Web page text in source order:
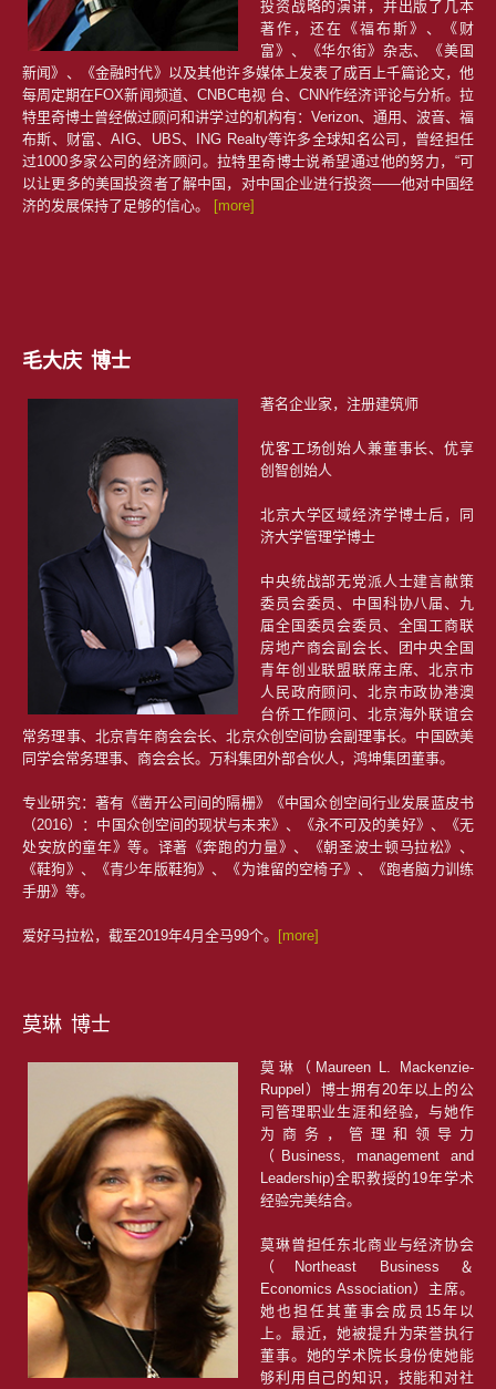
投资战略的演讲，并出版了几本
著作，还在《福布斯》、《财
富》、《华尔街》杂志、《美国
新闻》、《金融时代》以及其他许多媒体上发表了成百上千篇论文，他
每周定期在FOX新闻频道、CNBC电视 台、CNN作经济评论与分析。拉
特里奇博士曾经做过顾问和讲学过的机构有：Verizon、通用、波音、福
布斯、财富、AIG、UBS、ING Realty等许多全球知名公司，曾经担任
过1000多家公司的经济顾问。拉特里奇博士说希望通过他的努力，“可
以让更多的美国投资者了解中国，对中国企业进行投资——他对中国经
济的发展保持了足够的信心。
[more]
毛大庆 博士
著名企业家，注册建筑师
优客工场创始人兼董事长、优享
创智创始人
北京大学区域经济学博士后，同
济大学管理学博士
中央统战部无党派人士建言献策
委员会委员、中国科协八届、九
届全国委员会委员、全国工商联
房地产商会副会长、团中央全国
青年创业联盟联席主席、北京市
人民政府顾问、北京市政协港澳
台侨工作顾问、北京海外联谊会
常务理事、北京青年商会会长、北京众创空间协会副理事长。中国欧美
同学会常务理事、商会会长。万科集团外部合伙人，鸿坤集团董事。
专业研究：著有《凿开公司间的隔栅》《中国众创空间行业发展蓝皮书
（2016）：中国众创空间的现状与未来》、《永不可及的美好》、《无
处安放的童年》等。译著《奔跑的力量》、《朝圣波士顿马拉松》、
《鞋狗》、《青少年版鞋狗》、《为谁留的空椅子》、《跑者脑力训练
手册》等。
爱好马拉松，截至2019年4月全马99个。 [more]
莫琳 博士
莫琳（Maureen L. Mackenzie-
Ruppel）博士拥有20年以上的公
司管理职业生涯和经验，与她作
为商务，管理和领导力
（Business, management and
Leadership)全职教授的19年学术
经验完美结合。
莫琳曾担任东北商业与经济协会
（Northeast Business＆
Economics Association）主席。
她也担任其董事会成员15年以
上。最近，她被提升为荣誉执行
董事。她的学术院长身份使她能
够利用自己的知识，技能和对社